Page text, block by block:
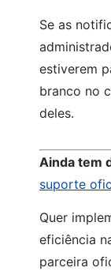
Se as
estiverem
branco no
deles.
Ainda tem
suporte
Quer
eficiência
parceira